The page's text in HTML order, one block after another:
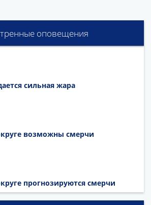
оповещения
сильная жара
возможны смерчи
прогнозируются смерчи